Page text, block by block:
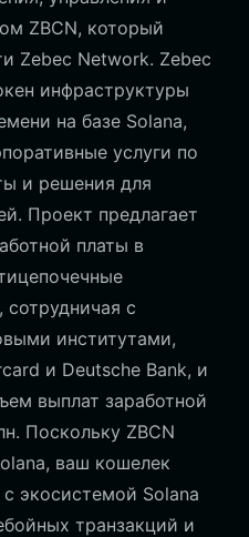
ZBCN, который
Zebec Network. Zebec
инфраструктуры
на базе Solana,
услуги по
и решения для
Проект предлагает
платы в
сотрудничая с
институтами,
и Deutsche Bank, и
выплат заработной
Поскольку ZBCN
ваш кошелек
экосистемой Solana
транзакций и